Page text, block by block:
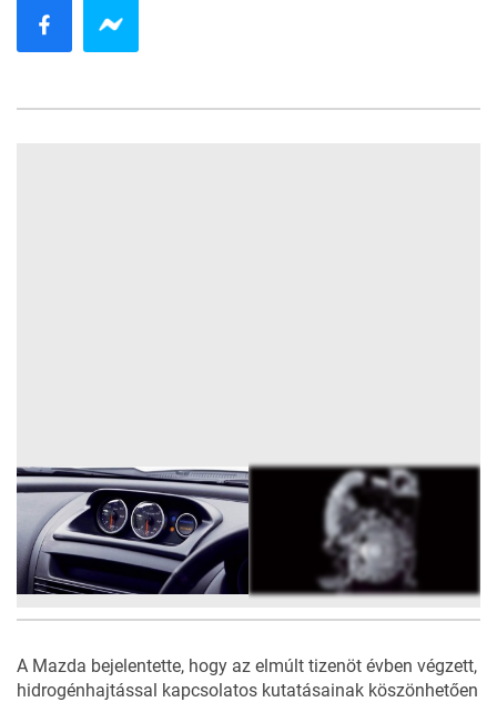
A Mazda bejelentette, hogy az elmúlt tizenöt évben végzett,
hidrogénhajtással kapcsolatos kutatásainak köszönhetően